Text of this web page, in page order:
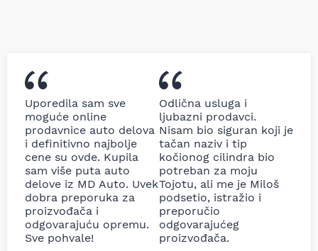
Uporedila sam sve
moguće online
prodavnice auto delova
i definitivno najbolje
cene su ovde. Kupila
sam više puta auto
delove iz MD Auto. Uvek
dobra preporuka za
proizvođača i
odgovarajuću opremu.
Sve pohvale!
Odlična usluga i
ljubazni prodavci.
Nisam bio siguran koji je
tačan naziv i tip
kočionog cilindra bio
potreban za moju
Tojotu, ali me je Miloš
podsetio, istražio i
preporučio
odgovarajućeg
proizvođača.